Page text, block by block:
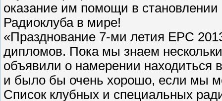
оказание им помощи в
Радиоклуба в мире!
«Празднование 7-ми летия EPC
дипломов. Пока мы знаем
объявили о намерении
и было бы очень хорошо, если мы
Список клубных и специальных